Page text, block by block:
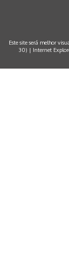
Este site será melhor
30) | Internet